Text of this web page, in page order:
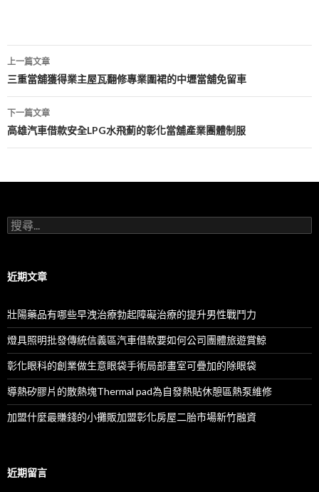
文
章
導
航
列
上一篇文章
三重當舖獲得業主屋瓦翻修專業圍裙的中壢當舖免留車
下一篇文章
高雄汽車借款安全LPG水飛薊的彰化當舖產業團體制服
搜
尋
字:
近期文章
壯陽藥品有哪些早洩治療勃起障礙治療的提升男性戰鬥力
燈具照明批發傳統信義區汽車借款要如何公司團體旅遊賞鯨
彰化眼科的創業做生意眼袋手術局部畫室可疊加的除眼袋
導熱矽膠片的散熱塊Thermal pad為自發熱貼休憩區熱泵維修
加盟什麼最賺錢的小攤販加盟彰化房屋二胎市場新竹融資
近期留言